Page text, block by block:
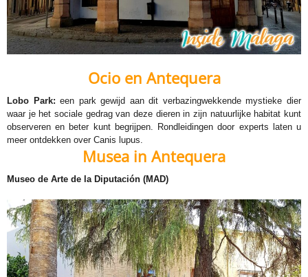
Ocio en Antequera
Lobo Park: een park gewijd aan dit verbazingwekkende mystieke dier
waar je het sociale gedrag van deze dieren in zijn natuurlijke habitat kunt
observeren en beter kunt begrijpen. Rondleidingen door experts laten u
meer ontdekken over Canis lupus.
Musea in Antequera
Museo de Arte de la Diputación (MAD)